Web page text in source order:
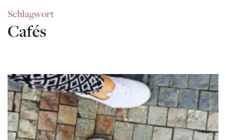
Schlagwort
Cafés